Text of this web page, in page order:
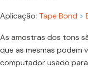
Aplicação: Tape Bond >
As amostras dos tons
que as mesmas podem
computador usado para